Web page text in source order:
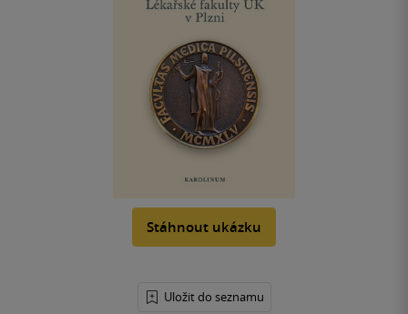
Stáhnout ukázku
Uložit do seznamu